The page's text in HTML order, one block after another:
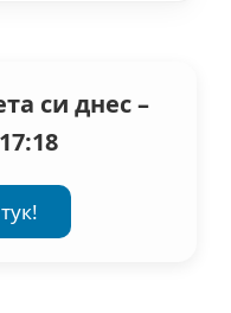
си днес –